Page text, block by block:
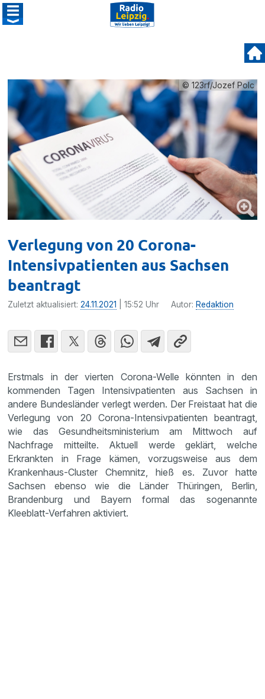
© 123rf/Jozef Polc
Verlegung von 20 Corona-
Intensivpatienten aus Sachsen
beantragt
Zuletzt aktualisiert:24.11.2021 | 15:52 Uhr Autor: Redaktion
Erstmals in der vierten Corona-Welle könnten in den
kommenden Tagen Intensivpatienten aus Sachsen in
andere Bundesländer verlegt werden. Der Freistaat hat die
Verlegung von 20 Corona-Intensivpatienten beantragt,
wie das Gesundheitsministerium am Mittwoch auf
Nachfrage mitteilte. Aktuell werde geklärt, welche
Erkrankten in Frage kämen, vorzugsweise aus dem
Krankenhaus-Cluster Chemnitz, hieß es. Zuvor hatte
Sachsen ebenso wie die Länder Thüringen, Berlin,
Brandenburg und Bayern formal das sogenannte
Kleeblatt-Verfahren aktiviert.